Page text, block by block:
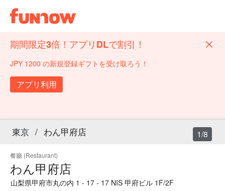
期間限定3倍！アプリDLで割引！
JPY 1200 の新規登録ギフトを受け取ろう！
アプリ利用
東京 / わん甲府店
餐廳 (Restaurant)
わん甲府店
山梨県甲府市丸の内 1 - 17 - 17 NIS 甲府ビル 1F/2F
1/8